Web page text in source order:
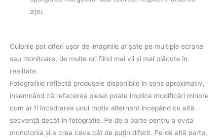
aţei.
Culorile pot diferi uşor de imaginile afişate pe multiple ecrane
sau monitoare, de multe ori fiind mai vii şi mai plăcute în
realitate.
Fotografiile reflectă produsele disponibile în sens aproximativ,
însemnând că refacerea piesei poate implica modificări minore
cum ar fi încadrarea unui motiv alternant începând cu altă
secvenţă decât în fotografie. Pe de o parte pentru a evita
monotonia şi a crea ceva cât de puţin diferit. Pe de altă parte,